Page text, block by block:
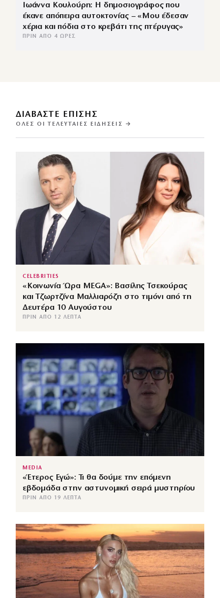
Ιωάννα Κουλούρη: Η δημοσιογράφος που
έκανε απόπειρα αυτοκτονίας – «Μου έδεσαν
χέρια και πόδια στο κρεβάτι της πτέρυγας»
ΠΡΙΝ ΑΠΌ 4 ΏΡΕΣ
ΔΙΑΒΑΣΤΕ ΕΠΙΣΗΣ
ΌΛΕΣ ΟΙ ΤΕΛΕΥΤΑΊΕΣ ΕΙΔΉΣΕΙΣ →
CELEBRITIES
«Κοινωνία Ώρα MEGA»: Βασίλης Τσεκούρας
και Τζωρτζίνα Μαλλιαρόζη στο τιμόνι από τη
Δευτέρα 10 Αυγούστου
ΠΡΙΝ ΑΠΌ 12 ΛΕΠΤΆ
MEDIA
«Έτερος Εγώ»: Τι θα δούμε την επόμενη
εβδομάδα στην αστυνομική σειρά μυστηρίου
ΠΡΙΝ ΑΠΌ 19 ΛΕΠΤΆ